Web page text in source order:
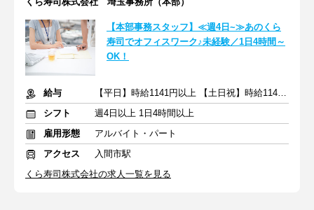
【本部事務スタッフ】≪週4日~≫あのくら
寿司でオフィスワーク♪未経験／1日4時間～
OK！
給与
【平日】時給1141円以上 【土日祝】時給1145円以上
シフト
週4日以上 1日4時間以上
雇用形態
アルバイト・パート
アクセス
入間市駅
くら寿司株式会社の求人一覧を見る